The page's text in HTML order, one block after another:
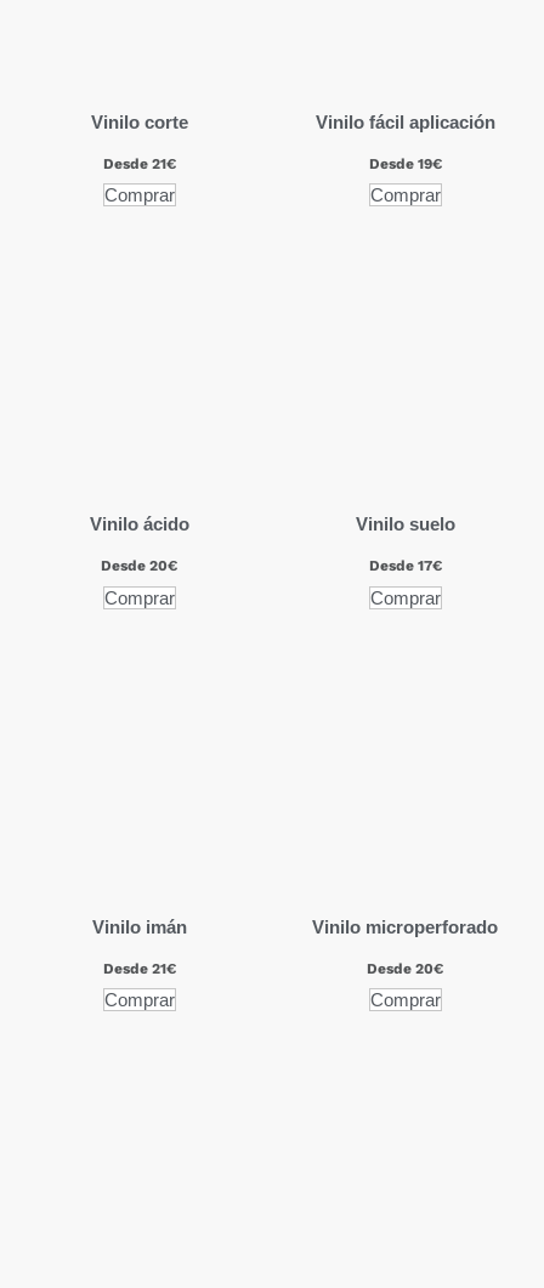
Vinilo corte
Desde 21€
Comprar
Vinilo fácil aplicación
Desde 19€
Comprar
Vinilo ácido
Desde 20€
Comprar
Vinilo suelo
Desde 17€
Comprar
Vinilo imán
Desde 21€
Comprar
Vinilo microperforado
Desde 20€
Comprar